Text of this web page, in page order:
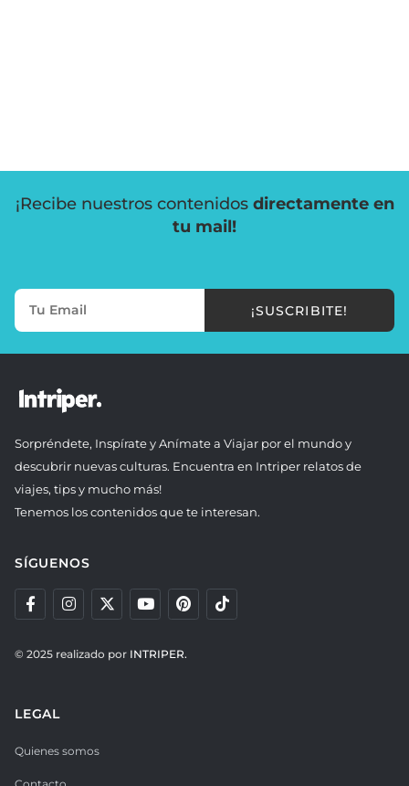
¡Recibe nuestros contenidos directamente en
tu mail!
¡SUSCRIBITE!
Sorpréndete, Inspírate y Anímate a Viajar por el mundo y
descubrir nuevas culturas. Encuentra en Intriper relatos de
viajes, tips y mucho más!
Tenemos los contenidos que te interesan.
SÍGUENOS
© 2025 realizado por INTRIPER.
LEGAL
Quienes somos